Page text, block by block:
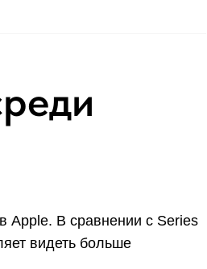
Apple. В сравнении с Series
видеть больше